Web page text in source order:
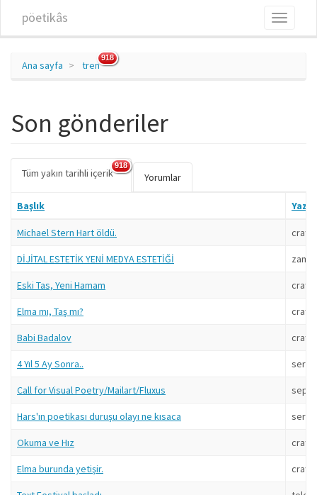
pöetikâs
Toggle
Ana sayfa tren
918
Son gönderiler
Birincil sekmeler
Tüm yakın tarihli içerik(etkin
918
Yorumlar
Başlık Yazar
Michael Stern Hart öldü. craft
DİJİTAL ESTETİK YENİ MEDYA ESTETİĞİ
Eski Tas, Yeni Hamam craft
Elma mı, Taş mı? craft
Babi Badalov craft
4 Yıl 5 Ay Sonra..
Call for Visual Poetry/Mailart/Fluxus sepp
Hars'ın poetikası duruşu olayı ne kısaca
Okuma ve Hız craft
Elma burunda yetişir. craft